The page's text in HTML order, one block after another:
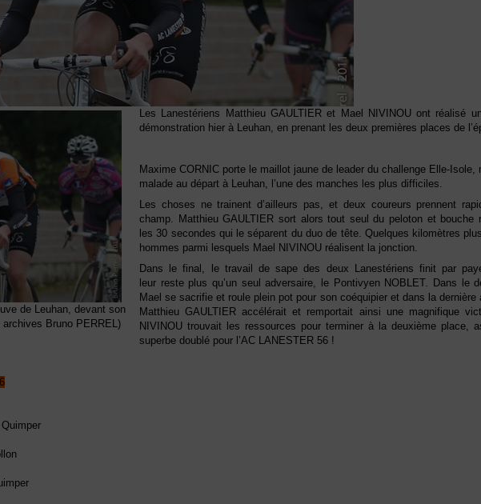
de Leuhan, devant son
Bruno PERREL)
Les Lanestériens Matthieu GAULTIER et Mael NIVINOU ont réalisé
démonstration hier à Leuhan, en prenant les deux premières places de
Maxime CORNIC porte le maillot jaune de leader du challenge Elle-Isole,
malade au départ à Leuhan, l’une des manches les plus difficiles.
Les choses ne trainent d’ailleurs pas, et deux coureurs prennent
champ. Matthieu GAULTIER sort alors tout seul du peloton et bouche
les 30 secondes qui le séparent du duo de tête. Quelques kilomètres
hommes parmi lesquels Mael NIVINOU réalisent la jonction.
Dans le final, le travail de sape des deux Lanestériens finit par
leur reste plus qu’un seul adversaire, le Pontivyen NOBLET. Dans le
Mael se sacrifie et roule plein pot pour son coéquipier et dans la dernière
Matthieu GAULTIER accélérait et remportait ainsi une magnifique
NIVINOU trouvait les ressources pour terminer à la deuxième place,
superbe doublé pour l’AC LANESTER 56 !